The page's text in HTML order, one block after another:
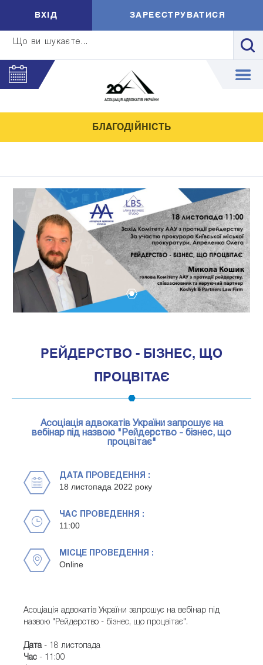
Що ви шукаєте...
ВXIД ЗАРЕЄСТРУВАТИСЯ
БЛАГОДІЙНІСТЬ
РЕЙДЕРСТВО - БІЗНЕС, ЩО
ПРОЦВІТАЄ
Асоціація адвокатів України запрошує на
вебінар під назвою "Рейдерство - бізнес, що
процвітає"
ДАТА ПРОВЕДЕННЯ :
18 листопада 2022 року
ЧАС ПРОВЕДЕННЯ :
11:00
МІСЦЕ ПРОВЕДЕННЯ :
Online
Асоціація адвокатів України запрошує на вебінар під
назвою "Рейдерство - бізнес, що процвітає".
Дата - 18 листопада
Час - 11:00